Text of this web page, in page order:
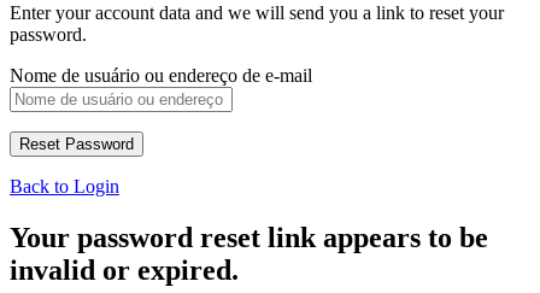
Enter your account data and we will send you a link to reset your
password.
Nome de usuário ou endereço de e-mail
Back to Login
Your password reset link appears to be
invalid or expired.